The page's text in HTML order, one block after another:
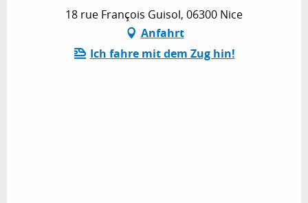
18 rue François Guisol, 06300 Nice
Anfahrt
Ich fahre mit dem Zug hin!